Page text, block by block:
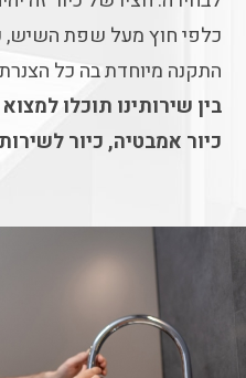
כלפי חוץ מעל שפת השיש,
התקנה מיוחדת בה כל
בין שירותינו תוכלו
כיור אמבטיה, כיור